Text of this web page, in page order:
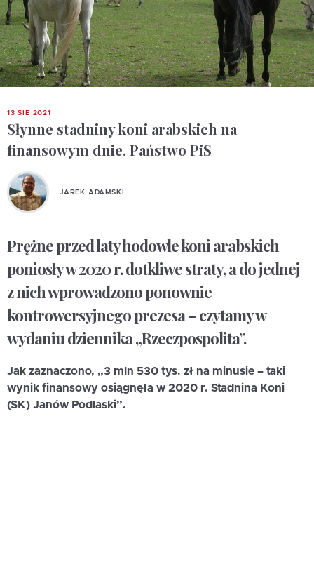
13 SIE 2021
Słynne stadniny koni arabskich na
finansowym dnie. Państwo PiS
JAREK ADAMSKI
Prężne przed laty hodowle koni arabskich
poniosły w 2020 r. dotkliwe straty, a do jednej
z nich wprowadzono ponownie
kontrowersyjnego prezesa – czytamy w
wydaniu dziennika „Rzeczpospolita”.
Jak zaznaczono, „3 mln 530 tys. zł na minusie – taki
wynik finansowy osiągnęła w 2020 r. Stadnina Koni
(SK) Janów Podlaski”.